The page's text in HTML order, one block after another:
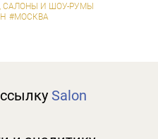
САЛОНЫ И ШОУ-РУМЫ
#МОСКВА
Salon